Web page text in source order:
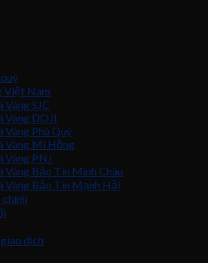
Việt Nam
Vàng SJC
Vàng DOJI
Vàng Phú Quý
Vàng Mi Hồng
Vàng PNJ
Vàng Bảo Tín Minh Châu
Vàng Bảo Tín Mạnh Hải
dịch